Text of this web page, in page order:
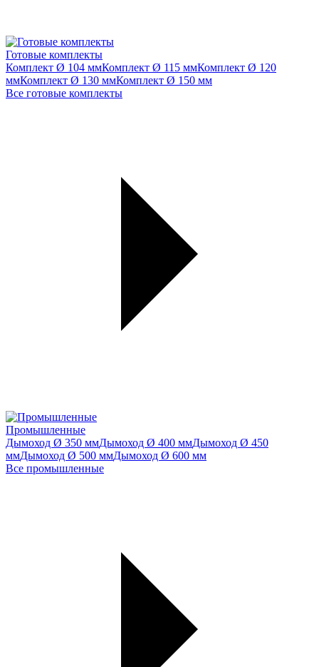
Готовые комплекты
Комплект Ø 104 ммКомплект Ø 115 ммКомплект Ø 120
ммКомплект Ø 130 ммКомплект Ø 150 мм
Все готовые комплекты
Промышленные
Дымоход Ø 350 ммДымоход Ø 400 ммДымоход Ø 450
ммДымоход Ø 500 ммДымоход Ø 600 мм
Все промышленные